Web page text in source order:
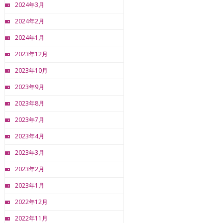
2024年3月
2024年2月
2024年1月
2023年12月
2023年10月
2023年9月
2023年8月
2023年7月
2023年4月
2023年3月
2023年2月
2023年1月
2022年12月
2022年11月